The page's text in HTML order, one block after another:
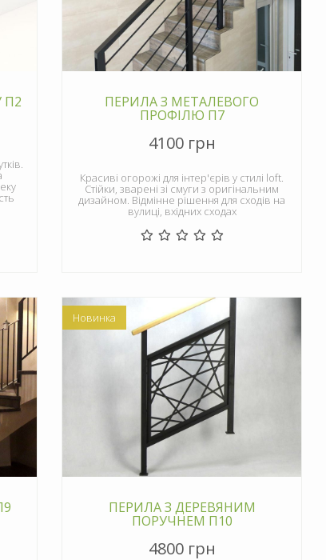
П2 ПЕРИЛА З МЕТАЛЕВОГО
ПРОФІЛЮ П7
4100 грн
Красиві огорожі для інтер'єрів у стилі loft.
Стійки, зварені зі смуги з оригінальним
дизайном. Відмінне рішення для сходів на
вулиці, вхідних сходах
Новинка
ПЕРИЛА З ДЕРЕВЯНИМ
ПОРУЧНЕМ П10
4800 грн